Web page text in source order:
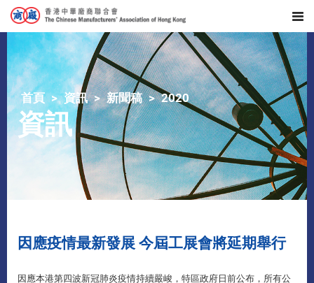
首頁 資訊 新聞稿 2020
資訊
因應疫情最新發展 今屆工展會將延期舉行
因應本港第四波新冠肺炎疫情持續嚴峻，特區政府日前公布，所有公